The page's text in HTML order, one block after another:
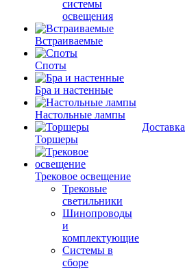
системы
освещения
Встраиваемые
Споты
Бра и настенные
Настольные лампы
Торшеры
Трековое освещение
Трековые
светильники
Шинопроводы
и
комплектующие
Системы в
сборе
Доставка